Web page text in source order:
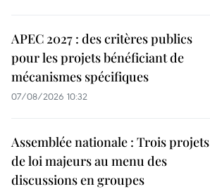
APEC 2027 : des critères publics
pour les projets bénéficiant de
mécanismes spécifiques
07/08/2026 10:32
Assemblée nationale : Trois projets
de loi majeurs au menu des
discussions en groupes